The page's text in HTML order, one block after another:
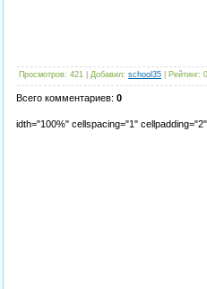
Просмотров: 421 Добавил: school35 Рейтинг:
Всего комментариев: 0
idth="100%" cellspacing="1"